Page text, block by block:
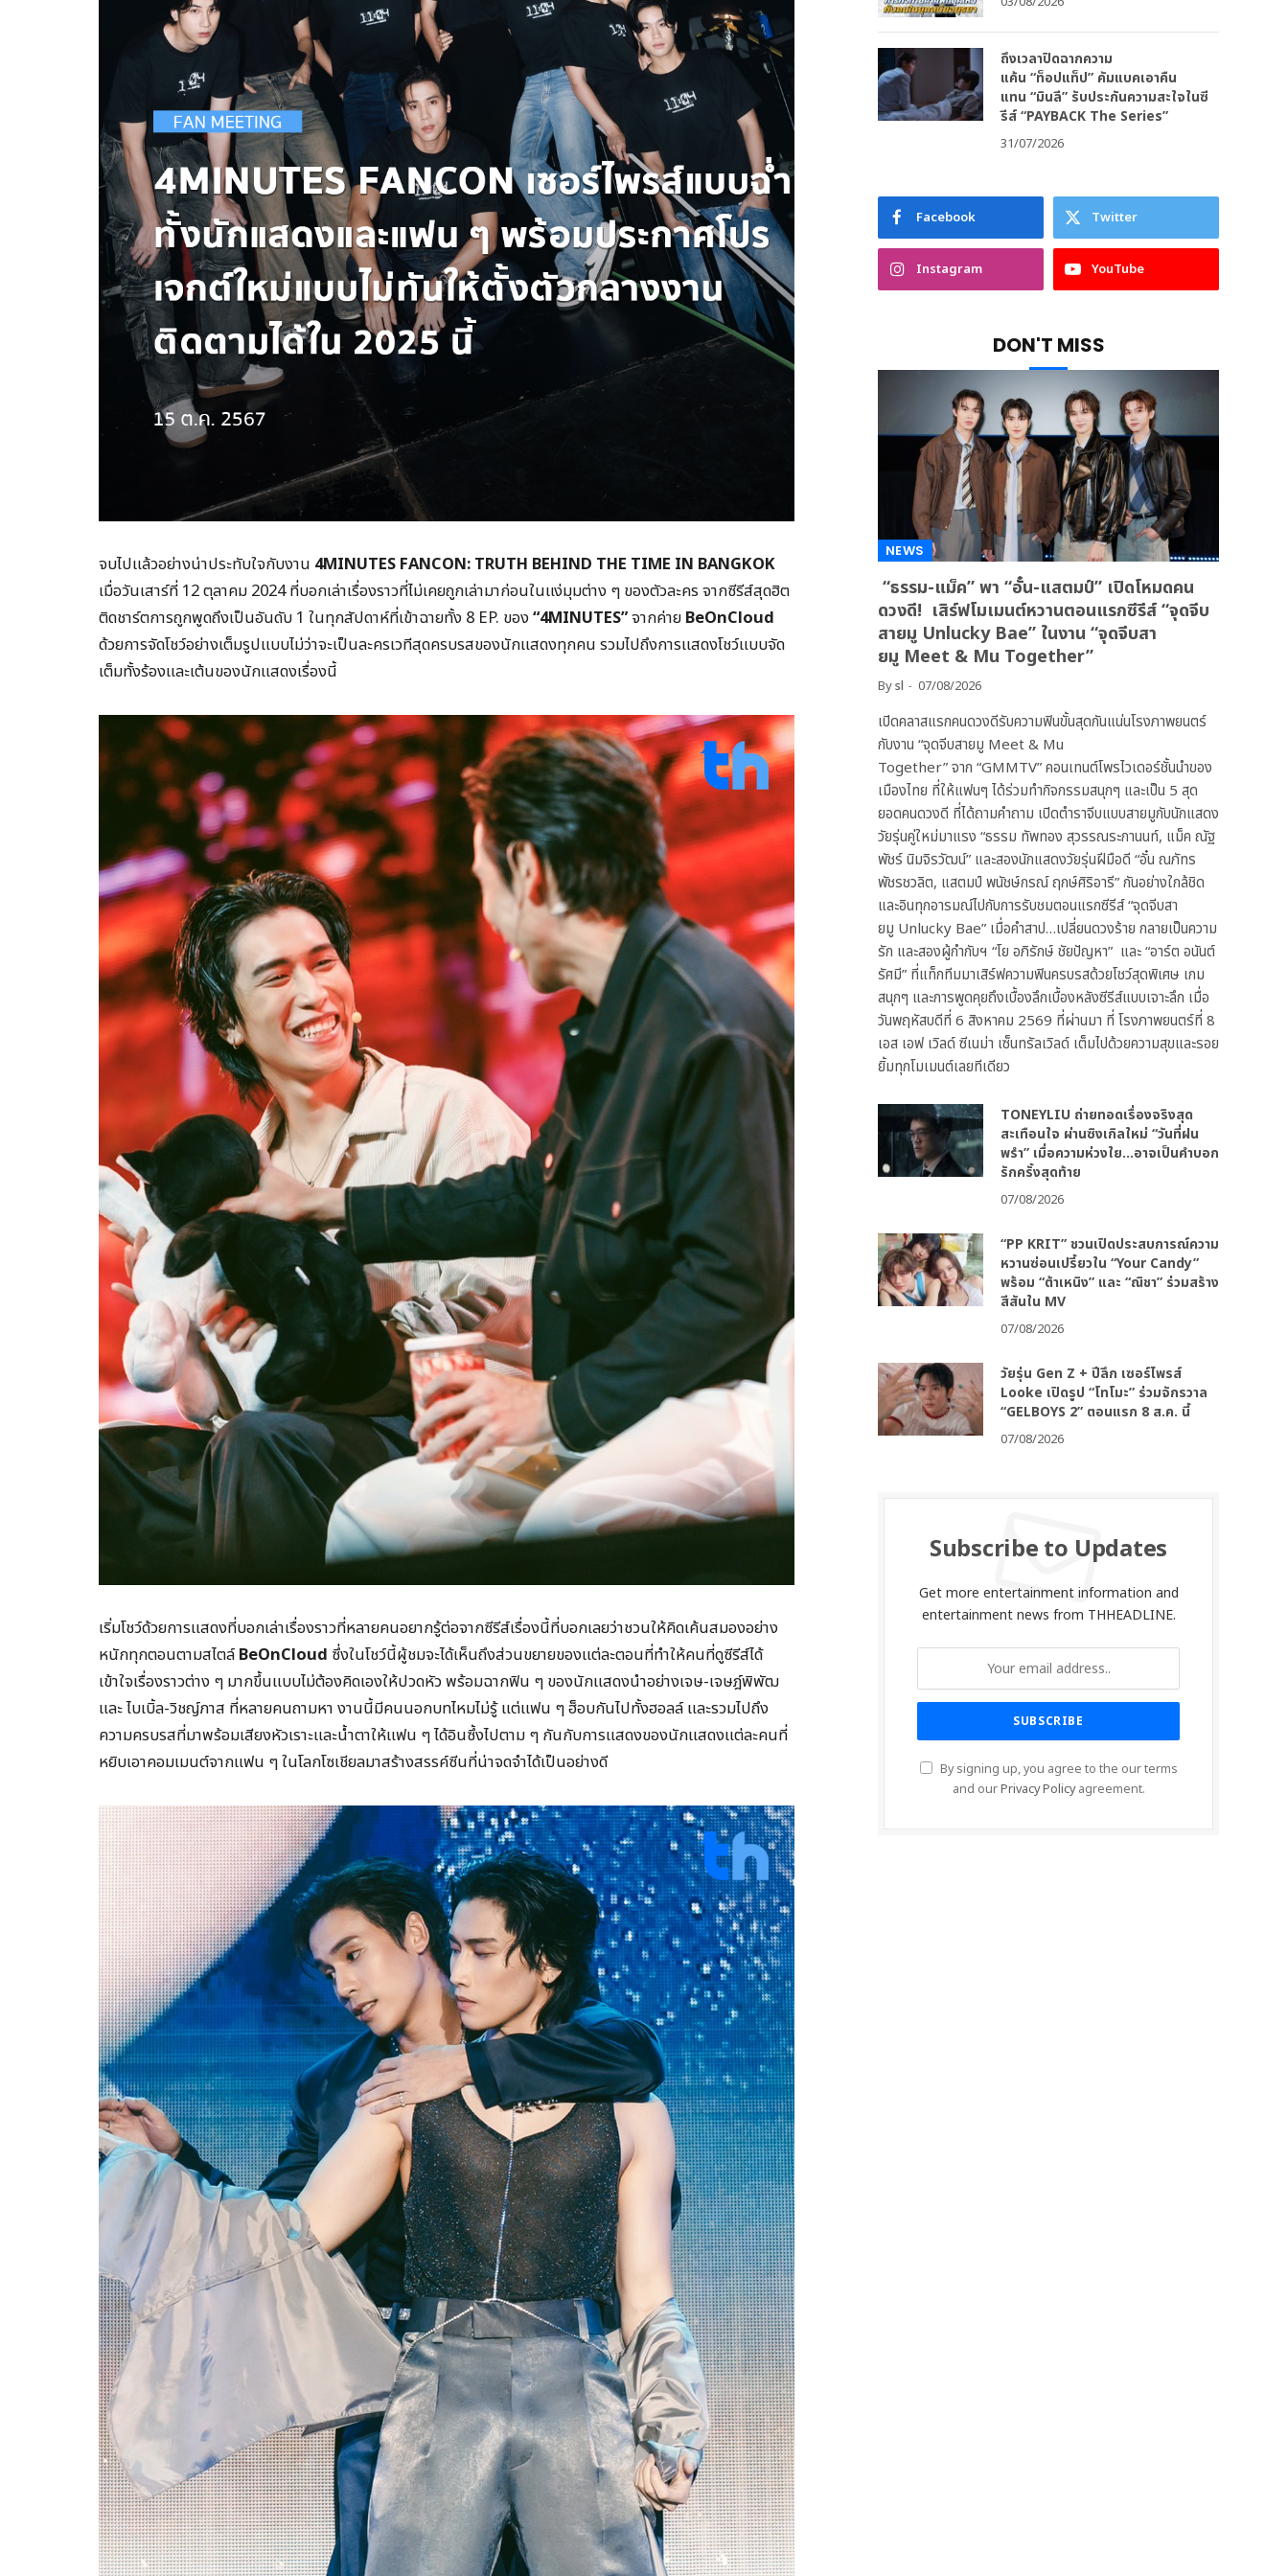
จบไปแล้วอย่างน่าประทับใจกับงาน 4MINUTES FANCON: TRUTH BEHIND THE TIME IN BANGKOK
เมื่อวันเสาร์ที่ 12 ตุลาคม 2024 ที่บอกเล่าเรื่องราวที่ไม่เคยถูกเล่ามาก่อนในแง่มุมต่าง ๆ ของตัวละคร จากซีรีส์สุดฮิต
ติดชาร์ตการถูกพูดถึงเป็นอันดับ 1 ในทุกสัปดาห์ที่เข้าฉายทั้ง 8 EP. ของ“4MINUTES”จากค่าย BeOnCloud
ด้วยการจัดโชว์อย่างเต็มรูปแบบไม่ว่าจะเป็นละครเวทีสุดครบรสของนักแสดงทุกคน รวมไปถึงการแสดงโชว์แบบจัด
เต็มทั้งร้องและเต้นของนักแสดงเรื่องนี้
เริ่มโชว์ด้วยการแสดงที่บอกเล่าเรื่องราวที่หลายคนอยากรู้ต่อจากซีรีส์เรื่องนี้ที่บอกเลยว่าชวนให้คิดเค้นสมองอย่าง
หนักทุกตอนตามสไตล์ BeOnCloud ซึ่งในโชว์นี้ผู้ชมจะได้เห็นถึงส่วนขยายของแต่ละตอนที่ทำให้คนที่ดูซีรีส์ได้
เข้าใจเรื่องราวต่าง ๆ มากขึ้นแบบไม่ต้องคิดเองให้ปวดหัว พร้อมฉากฟิน ๆ ของนักแสดงนำอย่างเจษ-เจษฎ์พิพัฒ
และ ไบเบิ้ล-วิชญ์ภาส ที่หลายคนถามหา งานนี้มีคนนอกบทไหมไม่รู้ แต่แฟน ๆ ฮ็อบกันไปทั้งฮอลล์ และรวมไปถึง
ความครบรสที่มาพร้อมเสียงหัวเราะและน้ำตาให้แฟน ๆ ได้อินซึ้งไปตาม ๆ กันกับการแสดงของนักแสดงแต่ละคนที่
หยิบเอาคอมเมนต์จากแฟน ๆ ในโลกโซเชียลมาสร้างสรรค์ซีนที่น่าจดจำได้เป็นอย่างดี
ถึงเวลาปิดฉากความ
แค้น “ท็อปแท็ป” คัมแบคเอาคืน
แทน “มินลี” รับประกันความสะใจในซี
รีส์ “PAYBACK The Series”
31/07/2026
Facebook Twitter
Instagram YouTube
DON'T MISS
NEWS
“ธรรม-แม็ค” พา “อั๋น-แสตมป์” เปิดโหมดคน
ดวงดี! เสิร์ฟโมเมนต์หวานตอนแรกซีรีส์ “จุดจีบ
สายมู Unlucky Bae” ในงาน “จุดจีบสา
ยมู Meet & Mu Together”
Bysl 07/08/2026
เปิดคลาสแรกคนดวงดีรับความฟินขั้นสุดกันแน่นโรงภาพยนตร์
กับงาน “จุดจีบสายมู Meet & Mu
Together” จาก “GMMTV” คอนเทนต์โพรไวเดอร์ชั้นนำของ
เมืองไทย ที่ให้แฟนๆ ได้ร่วมทำกิจกรรมสนุกๆ และเป็น 5 สุด
ยอดคนดวงดี ที่ได้ถามคำถาม เปิดตำราจีบแบบสายมูกับนักแสดง
วัยรุ่นคู่ใหม่มาแรง “ธรรม ทัพทอง สุวรรณระกานนท์, แม็ค ณัฐ
พัชร์ นิมจิรวัฒน์” และสองนักแสดงวัยรุ่นฝีมือดี “อั๋น ณภัทร
พัชรชวลิต, แสตมป์ พนัชษ์กรณ์ ฤกษ์ศิริอารี” กันอย่างใกล้ชิด
และอินทุกอารมณ์ไปกับการรับชมตอนแรกซีรีส์ “จุดจีบสา
ยมู Unlucky Bae” เมื่อคำสาป…เปลี่ยนดวงร้าย กลายเป็นความ
รัก และสองผู้กำกับฯ “โย อภิรักษ์ ชัยปัญหา” และ “อาร์ต อนันต์
รัศมี” ที่แท็กทีมมาเสิร์ฟความฟินครบรสด้วยโชว์สุดพิเศษ เกม
สนุกๆ และการพูดคุยถึงเบื้องลึกเบื้องหลังซีรีส์แบบเจาะลึก เมื่อ
วันพฤหัสบดีที่ 6 สิงหาคม 2569 ที่ผ่านมา ที่ โรงภาพยนตร์ที่ 8
เอส เอฟ เวิลด์ ซีเนม่า เซ็นทรัลเวิลด์ เต็มไปด้วยความสุขและรอย
ยิ้มทุกโมเมนต์เลยทีเดียว
TONEYLIU ถ่ายทอดเรื่องจริงสุด
สะเทือนใจ ผ่านซิงเกิลใหม่ “วันที่ฝน
พรำ” เมื่อความห่วงใย…อาจเป็นคำบอก
รักครั้งสุดท้าย
07/08/2026
“PP KRIT” ชวนเปิดประสบการณ์ความ
หวานซ่อนเปรี้ยวใน “Your Candy”
พร้อม “ต้าเหนิง” และ “ณิชา” ร่วมสร้าง
สีสันใน MV
07/08/2026
วัยรุ่น Gen Z + ปีลึก เซอร์ไพรส์
Looke เปิดรูป “โทโมะ” ร่วมจักรวาล
“GELBOYS 2” ตอนแรก 8 ส.ค. นี้
07/08/2026
Subscribe to Updates
Get more entertainment information and
entertainment news from THHEADLINE.
By signing up, you agree to the our terms
and ourPrivacy Policyagreement.